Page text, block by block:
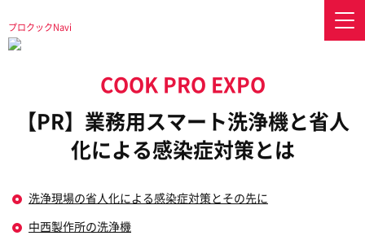
プロクックNavi
プロクックNavi 【PR】業務用スマート洗浄機と省人化による感染症対策とは
【PR】業務用スマート洗浄機と省人
化による感染症対策とは
洗浄現場の省人化による感染症対策とその先に
中西製作所の洗浄機